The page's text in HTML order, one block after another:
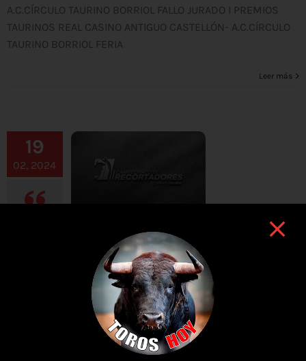
A.C.CÍRCULO TAURINO BORRIOL FALLO JURADO I PREMIOS
TAURINOS REAL CASINO ANTIGUO CASTELLÓN- A.C.CÍRCULO
TAURINO BORRIOL FERIA
Leer más
19
02, 2024
Nace el I campeonato nacional de recortadores OneToro
Nace el I campeonato nacional de recortadores OneToro -
Tauroemoción Un ambicioso certamen que contará con
los 60 mejores especialistas del momento